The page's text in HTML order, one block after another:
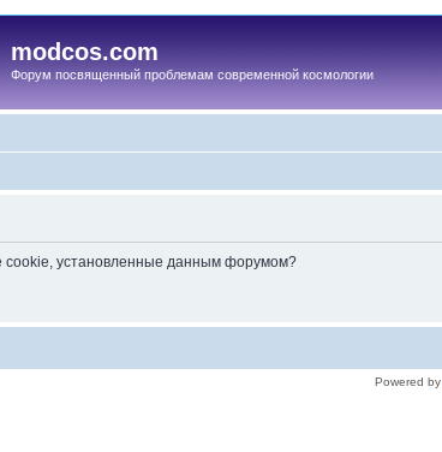
modcos.com
Форум посвященный проблемам современной космологии
cookie, установленные данным форумом?
Powered by